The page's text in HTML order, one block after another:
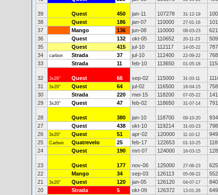
39 Quest 450 jan-11 107278 31-12-19
38
Quest 186 jan-07 110000 27-01-16
37
Mango 136 jun-08 110000 08-03-23
621
36
Quest 132 okt-05 110652 20-11-23
509
35
Quest 415 jul-10 112117 14-05-22
787
34
carbon Strada 37 jul-10 112400 22-09-22
768
33
Strada 11 feb-10 113650 01-05-18
32 3x26" Quest 66 sep-02 115000 31-03-11
31
3x20" Quest 64 jul-02 116500 18-04-15
758
30
Strada 220 mei-15 118200 07-05-22
29
3x20" Quest 47 feb-02 118650 31-07-14 791
28 Quest 380 jan-10 118700 09-10-20
934
27
Quest 438 okt-10 119214 31-03-23
798
26
3x20" Quest 51 apr-02 120000 11-10-12
949
25
Carbon Quatrevelo 25 feb-17 122653 01-10-25
24
Quest 190 mrt-07 124000 16-03-15
23 Quest 177 nov-06 125000 27-06-23
625
22
Mango 34 sep-03 126113 05-09-22
552
21
3x20" Quest 120 jan-05 126120 04-07-17
840
20
Strada 5 okt-09 126372 13-01-26 649